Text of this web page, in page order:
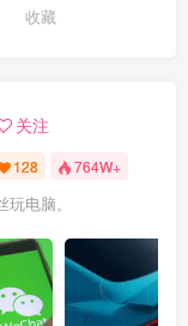
收藏
关注
128 764W+
电脑。